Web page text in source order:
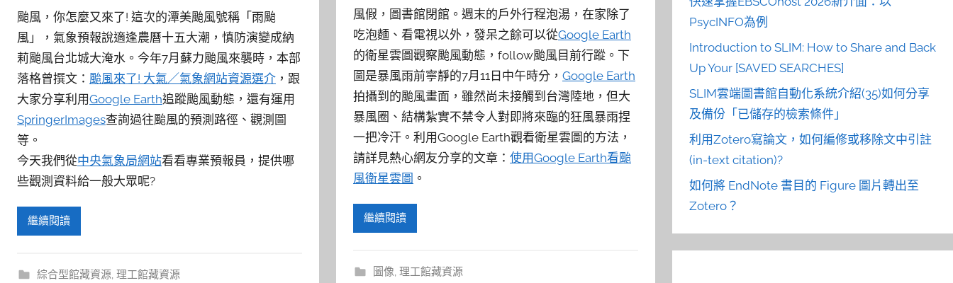
颱風，你怎麼又來了! 這次的潭美颱風號稱「雨颱
風」，氣象預報說適逢農曆十五大潮，慎防演變成納
莉颱風台北城大淹水。今年7月蘇力颱風來襲時，本部
落格曾撰文： 颱風來了! 大氣／氣象網站資源選介 ，跟
大家分享利用Google Earth追蹤颱風動態，還有運用
SpringerImages查詢過往颱風的預測路徑、觀測圖
等。
今天我們從中央氣象局網站看看專業預報員，提供哪
些觀測資料給一般大眾呢?
繼續閱讀
綜合型館藏資源, 理工館藏資源
風假，圖書館閉館。週末的戶外行程泡湯，在家除了
吃泡麵、看電視以外，發呆之餘可以從Google Earth
的衛星雲圖觀察颱風動態，follow颱風目前行蹤。下
圖是暴風雨前寧靜的7月11日中午時分， Google Earth
拍攝到的颱風畫面，雖然尚未接觸到台灣陸地，但大
暴風圈、結構紮實不禁令人對即將來臨的狂風暴雨捏
一把冷汗。利用Google Earth觀看衛星雲圖的方法，
請詳見熱心網友分享的文章： 使用Google Earth看颱
風衛星雲圖 。
繼續閱讀
圖像, 理工館藏資源
PsycINFO為例
Introduction to SLIM: How to Share and Back
Up Your [SAVED SEARCHES]
SLIM雲端圖書館自動化系統介紹(35)如何分享
及備份「已儲存的檢索條件」
利用Zotero寫論文，如何編修或移除文中引註
(in-text citation)?
如何將 EndNote 書目的 Figure 圖片轉出至
Zotero？